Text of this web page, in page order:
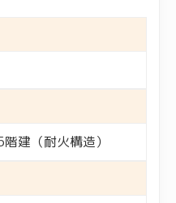
建（耐火構造）